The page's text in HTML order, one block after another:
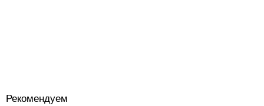
Рекомендуем